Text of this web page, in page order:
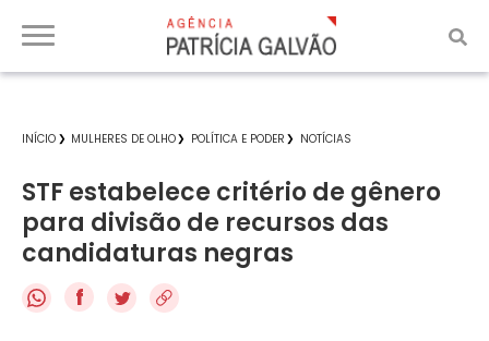
INÍCIO MULHERES DE OLHO POLÍTICA E PODER NOTÍCIAS
STF estabelece critério de gênero
para divisão de recursos das
candidaturas negras
f